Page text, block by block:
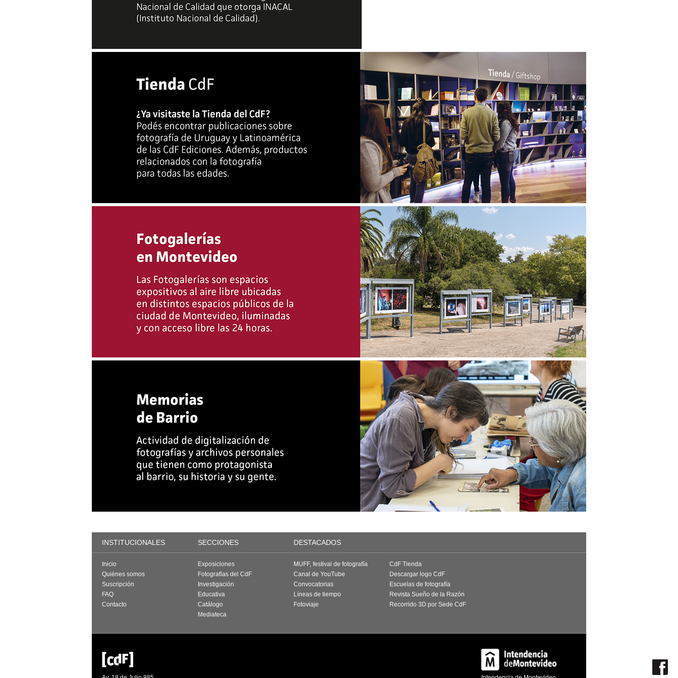
INSTITUCIONALES SECCIONES DESTACADOS
Inicio
Quiénes somos
Suscripción
FAQ
Contacto
Exposiciones
Fotografías del CdF
Investigación
Educativa
Catálogo
Mediateca
MUFF, festival de fotografía
Canal de YouTube
Convocatorias
Líneas de tiempo
Fotoviaje
CdF Tienda
Descargar logo CdF
Escuelas de fotografía
Revista Sueño de la Razón
Recorrido 3D por Sede CdF